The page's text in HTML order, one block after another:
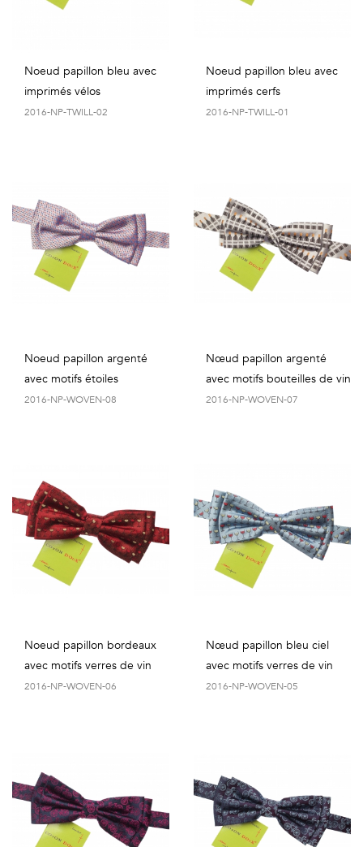
Noeud papillon bleu avec
imprimés vélos
2016-NP-TWILL-02
Noeud papillon bleu avec
imprimés cerfs
2016-NP-TWILL-01
Noeud papillon argenté
avec motifs étoiles
2016-NP-WOVEN-08
Nœud papillon argenté
avec motifs bouteilles de vin
2016-NP-WOVEN-07
Noeud papillon bordeaux
avec motifs verres de vin
2016-NP-WOVEN-06
Nœud papillon bleu ciel
avec motifs verres de vin
2016-NP-WOVEN-05